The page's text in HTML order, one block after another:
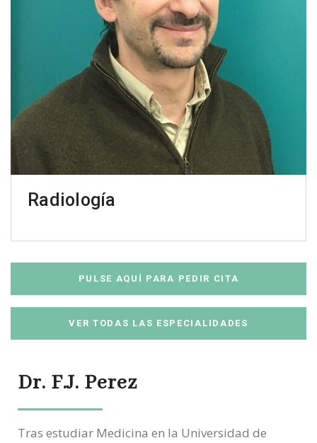
Radiología
PULSE AQUÍ PARA PEDIR CITA
VER TODAS LAS ESPECIALIDADES
Dr. F.J. Perez
Tras estudiar Medicina en la Universidad de